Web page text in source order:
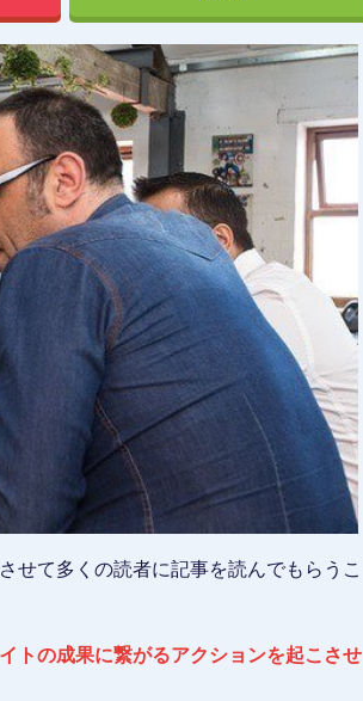
せて多くの読者に記事を読んでもらうこ
トの成果に繋がるアクションを起こさせ